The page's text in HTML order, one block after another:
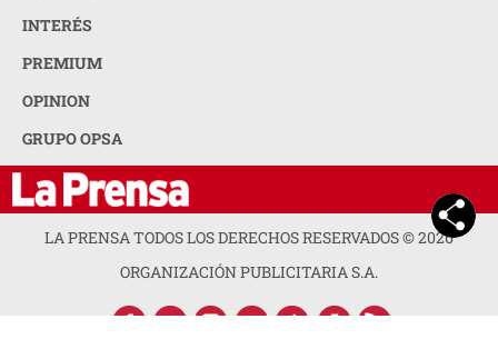
INTERÉS
PREMIUM
OPINION
GRUPO OPSA
LA PRENSA TODOS LOS DERECHOS RESERVADOS ©2026
ORGANIZACIÓN PUBLICITARIA S.A.